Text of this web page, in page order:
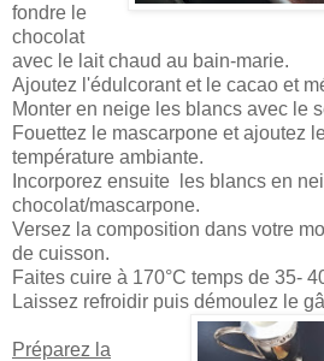
fondre le
chocolat
avec le lait chaud au bain-marie.
Ajoutez l'édulcorant et le cacao et
Monter en neige les blancs avec le
Fouettez le mascarpone et ajoutez
température ambiante.
Incorporez ensuite les blancs en
chocolat/mascarpone.
Versez la composition dans votre
de cuisson.
Faites cuire à 170°C temps de 35-
Laissez refroidir puis démoulez le
Préparez la